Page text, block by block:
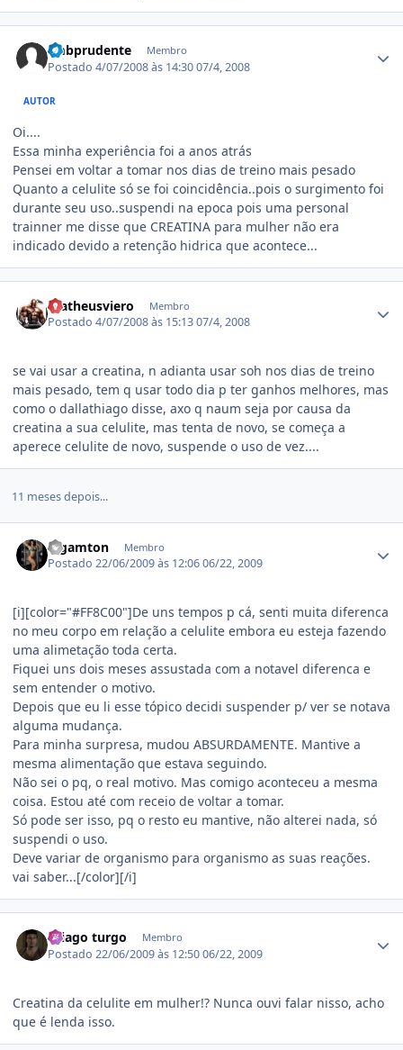
rmbprudente Membro
Postado4/07/2008 às 14:3007/4, 2008
AUTOR
Oi....
Essa minha experiência foi a anos atrás
Pensei em voltar a tomar nos dias de treino mais pesado
Quanto a celulite só se foi coincidência..pois o surgimento foi
durante seu uso..suspendi na epoca pois uma personal
trainner me disse que CREATINA para mulher não era
indicado devido a retenção hidrica que acontece...
matheusviero Membro
Postado4/07/2008 às 15:1307/4, 2008
se vai usar a creatina, n adianta usar soh nos dias de treino
mais pesado, tem q usar todo dia p ter ganhos melhores, mas
como o dallathiago disse, axo q naum seja por causa da
creatina a sua celulite, mas tenta de novo, se começa a
aperece celulite de novo, suspende o uso de vez....
11 meses depois...
logamton Membro
Postado22/06/2009 às 12:0606/22, 2009
[i][color="#FF8C00"]De uns tempos p cá, senti muita diferenca
no meu corpo em relação a celulite embora eu esteja fazendo
uma alimetação toda certa.
Fiquei uns dois meses assustada com a notavel diferenca e
sem entender o motivo.
Depois que eu li esse tópico decidi suspender p/ ver se notava
alguma mudança.
Para minha surpresa, mudou ABSURDAMENTE. Mantive a
mesma alimentação que estava seguindo.
Não sei o pq, o real motivo. Mas comigo aconteceu a mesma
coisa. Estou até com receio de voltar a tomar.
Só pode ser isso, pq o resto eu mantive, não alterei nada, só
suspendi o uso.
Deve variar de organismo para organismo as suas reações.
vai saber...[/color][/i]
thiago turgo Membro
Postado22/06/2009 às 12:5006/22, 2009
Creatina da celulite em mulher!? Nunca ouvi falar nisso, acho
que é lenda isso.